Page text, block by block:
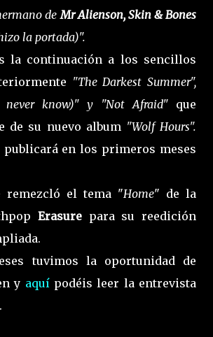
deMr Alienson, Skin & Bones
la portada)".
la continuación a los sencillos
"The Darkest Summer",
never know)" y "Not Afraid" que
de su nuevo album "Wolf Hours".
publicará en los primeros meses
remezcló el tema "Home" de la
Erasure para su reedición
tuvimos la oportunidad de
y aquípodéis leer la entrevista